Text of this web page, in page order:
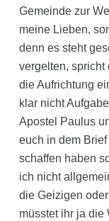
Gemeinde zur
meine Lieben,
denn es steht
vergelten, spricht
die Aufrichtung
klar nicht
Apostel Paulus
euch in dem
schaffen haben
ich nicht
die Geizigen
müsstet ihr ja die